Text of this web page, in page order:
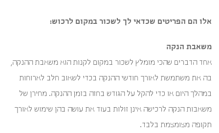
אלו הם הפריטים שכדאי לך לשכור במקום לרכוש:
משאבת הנקה
אחד הדברים שהכי מומלץ לשכור במקום לקנות הוא משאבת ההנקה,
בה את משתמשת לאורך חודשי ההנקה בכדי לשאוב חלב לארוחות
במהלך היום או כדי להקל על הגודש בחזה בזמן ההנקה. מחירן של
משאבות הנקה לרכישה אינן זולות בעוד את עושה בהן שימוש לאורך
תקופה מצומצמת בלבד.